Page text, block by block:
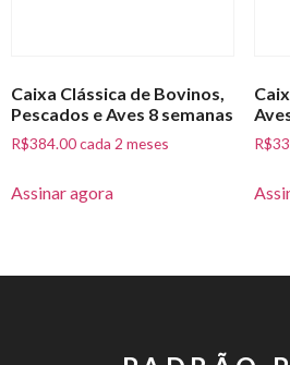
Caixa Clássica de Bovinos,
Pescados e Aves 8 semanas
R$384.00cada 2 meses
Assinar agora
R$